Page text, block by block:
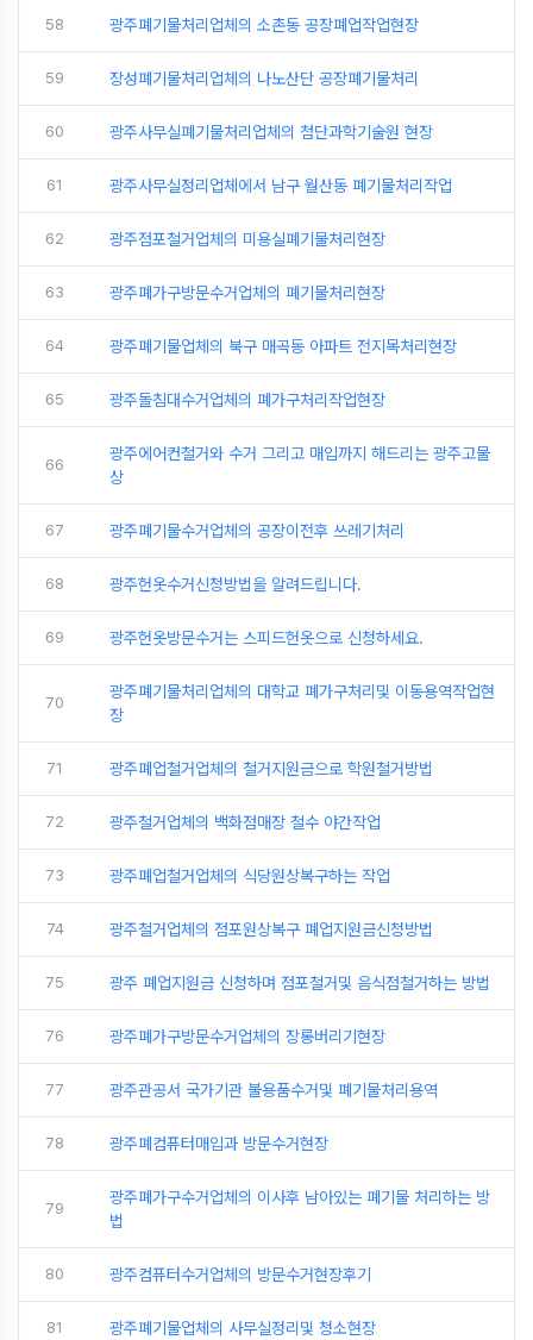
58 광주폐기물처리업체의 소촌동 공장폐업작업현장
59 장성폐기물처리업체의 나노산단 공장폐기물처리
60 광주사무실폐기물처리업체의 첨단과학기술원 현장
61 광주사무실정리업체에서 남구 월산동 폐기물처리작업
62 광주점포철거업체의 미용실폐기물처리현장
63 광주폐가구방문수거업체의 폐기물처리현장
64 광주폐기물업체의 북구 매곡동 아파트 전지목처리현장
65 광주돌침대수거업체의 폐가구처리작업현장
66
광주에어컨철거와 수거 그리고 매입까지 해드리는 광주고물
상
67 광주폐기물수거업체의 공장이전후 쓰레기처리
68 광주헌옷수거신청방법을 알려드립니다.
69 광주헌옷방문수거는 스피드헌옷으로 신청하세요.
70
광주폐기물처리업체의 대학교 폐가구처리및 이동용역작업현
장
71 광주폐업철거업체의 철거지원금으로 학원철거방법
72 광주철거업체의 백화점매장 철수 야간작업
73 광주폐업철거업체의 식당원상복구하는 작업
74 광주철거업체의 점포원상복구 폐업지원금신청방법
75 광주 폐업지원금 신청하며 점포철거및 음식점철거하는 방법
76 광주폐가구방문수거업체의 장롱버리기현장
77 광주관공서 국가기관 불용품수거및 폐기물처리용역
78 광주폐컴퓨터매입과 방문수거현장
79
광주폐가구수거업체의 이사후 남아있는 폐기물 처리하는 방
법
80 광주컴퓨터수거업체의 방문수거현장후기
81 광주폐기물업체의 사무실정리및 청소현장